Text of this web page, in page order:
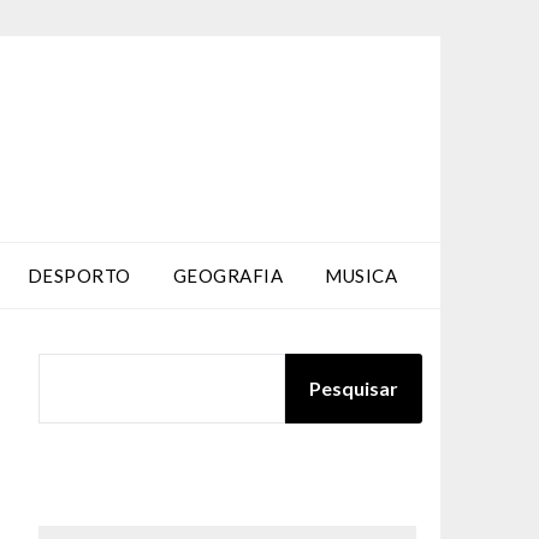
DESPORTO GEOGRAFIA MUSICA
Pesquisar